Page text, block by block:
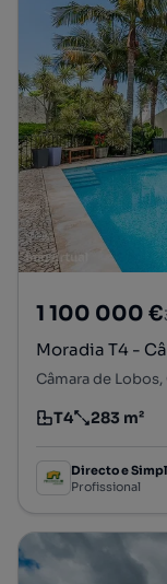
1 100 000 €
Moradia T4 -
Tipologia
T4
Preço por metro
283 m²
Directo e
Profissional